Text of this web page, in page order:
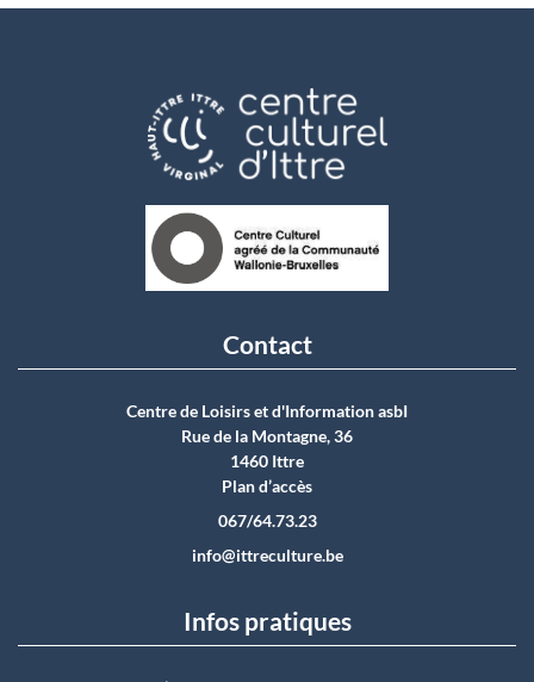
Contact
Centre de Loisirs et d'Information asbI
Rue de la Montagne, 36
1460 Ittre
Plan d’accès
067/64.73.23
info@ittreculture.be
Infos pratiques